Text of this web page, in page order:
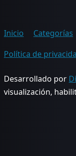
Inicio Categorías
Política de
Desarrollado por
visualización,